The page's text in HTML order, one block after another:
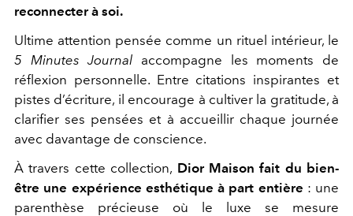
reconnecter à soi.
Ultime attention pensée comme un rituel intérieur, le
5 Minutes Journal accompagne les moments de
réflexion personnelle. Entre citations inspirantes et
pistes d’écriture, il encourage à cultiver la gratitude, à
clarifier ses pensées et à accueillir chaque journée
avec davantage de conscience.
À travers cette collection, Dior Maison fait du bien-
être une expérience esthétique à part entière : une
parenthèse précieuse où le luxe se mesure